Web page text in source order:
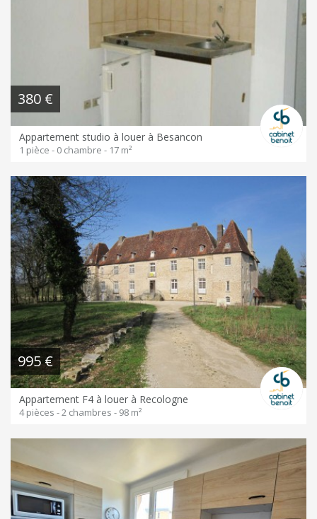
380 €
Appartement studio à louer à Besancon
1 pièce - 0 chambre - 17 m²
995 €
Appartement F4 à louer à Recologne
4 pièces - 2 chambres - 98 m²